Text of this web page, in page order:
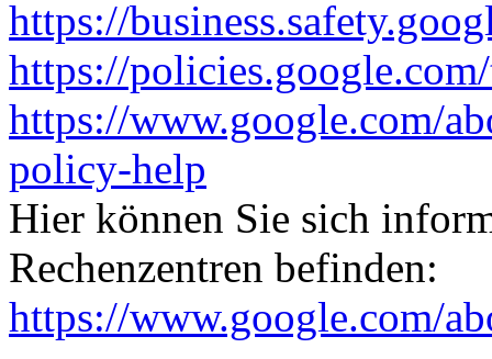
https://
https://
https://www.google.com/
policy-help
Hier können Sie sich
Rechenzentren befinden:
https://www.google.com/